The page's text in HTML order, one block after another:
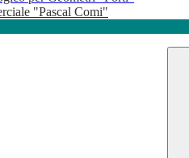
"Pascal Comi"